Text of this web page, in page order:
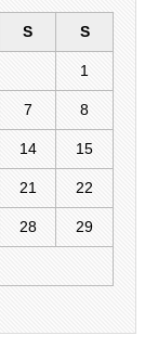
S S
1
7 8
14 15
21 22
28 29